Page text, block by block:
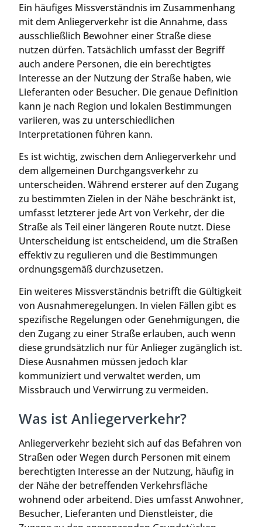
Ein häufiges Missverständnis im Zusammenhang
mit dem Anliegerverkehr ist die Annahme, dass
ausschließlich Bewohner einer Straße diese
nutzen dürfen. Tatsächlich umfasst der Begriff
auch andere Personen, die ein berechtigtes
Interesse an der Nutzung der Straße haben, wie
Lieferanten oder Besucher. Die genaue Definition
kann je nach Region und lokalen Bestimmungen
variieren, was zu unterschiedlichen
Interpretationen führen kann.
Es ist wichtig, zwischen dem Anliegerverkehr und
dem allgemeinen Durchgangsverkehr zu
unterscheiden. Während ersterer auf den Zugang
zu bestimmten Zielen in der Nähe beschränkt ist,
umfasst letzterer jede Art von Verkehr, der die
Straße als Teil einer längeren Route nutzt. Diese
Unterscheidung ist entscheidend, um die Straßen
effektiv zu regulieren und die Bestimmungen
ordnungsgemäß durchzusetzen.
Ein weiteres Missverständnis betrifft die Gültigkeit
von Ausnahmeregelungen. In vielen Fällen gibt es
spezifische Regelungen oder Genehmigungen, die
den Zugang zu einer Straße erlauben, auch wenn
diese grundsätzlich nur für Anlieger zugänglich ist.
Diese Ausnahmen müssen jedoch klar
kommuniziert und verwaltet werden, um
Missbrauch und Verwirrung zu vermeiden.
Was ist Anliegerverkehr?
Anliegerverkehr bezieht sich auf das Befahren von
Straßen oder Wegen durch Personen mit einem
berechtigten Interesse an der Nutzung, häufig in
der Nähe der betreffenden Verkehrsfläche
wohnend oder arbeitend. Dies umfasst Anwohner,
Besucher, Lieferanten und Dienstleister, die